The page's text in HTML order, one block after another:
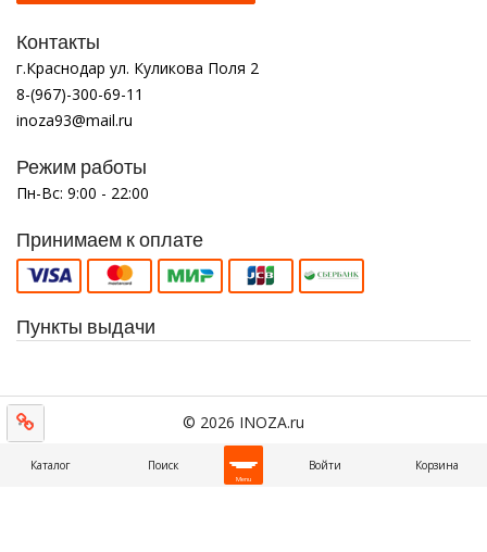
Контакты
г.Краснодар ул. Куликова Поля 2
8-(967)-300-69-11
inoza93@mail.ru
Режим работы
Пн-Вс: 9:00 - 22:00
Принимаем к оплате
Пункты выдачи
© 2026 INOZA.ru